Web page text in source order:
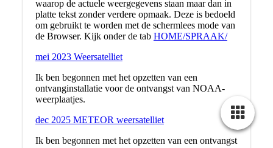
waarop de actuele weergegevens staan maar dan in
platte tekst zonder verdere opmaak. Deze is bedoeld
om gebruikt te worden met de schermlees mode van
de Browser. Kijk onder de tab HOME/SPRAAK/
mei 2023 Weersatelliet
Ik ben begonnen met het opzetten van een
ontvanginstallatie voor de ontvangst van NOAA-
weerplaatjes.
dec 2025 METEOR weersatelliet
Ik ben begonnen met het opzetten van een ontvangst